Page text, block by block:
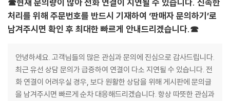
☎현재 문의량이 많아 전화 연결이 지연될 수 있습니다. 신속한
처리를 위해 주문번호를 반드시 기재하여 ‘판매자 문의하기’로
남겨주시면 확인 후 최대한 빠르게 안내드리겠습니다.☎
안녕하세요. 고객님들의 많은 관심과 문의에 진심으로 감사드립니다.
최근 유선 상담 문의가 급증하여 연결이 다소 지연될 수 있습니다. 전
화 연결이 어려우실 경우, 보다 원활한 상담을 위해 게시판에 문의글
을 남겨주시면 빠르게 순차 대응해드리겠습니다. 항상 따뜻한 관심과